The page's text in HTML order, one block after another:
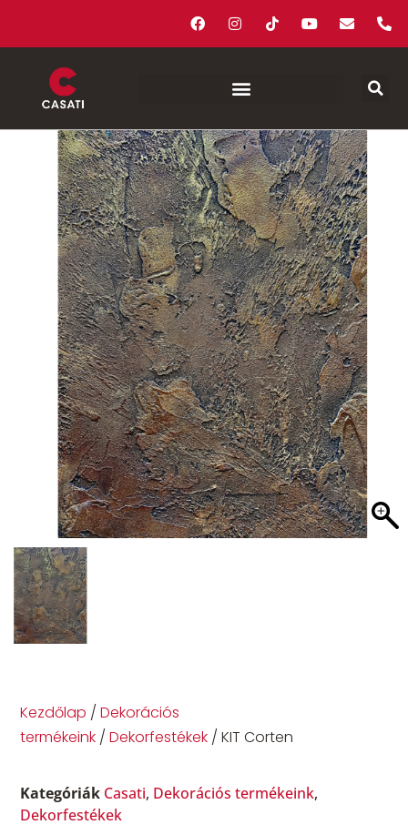
Kezdőlap /Dekorációs
termékeink /Dekorfestékek / KIT Corten
Kategóriák Casati, Dekorációs termékeink,
Dekorfestékek